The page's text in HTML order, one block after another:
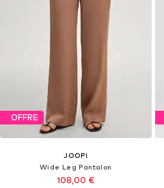
OFFRE
JOOP!
Wide Leg Pantalon
108,00 €